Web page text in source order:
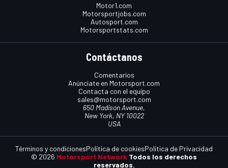
Motor1.com
Motorsportjobs.com
Autosport.com
Motorsportstats.com
Contáctanos
Comentarios
Anúnciate en Motorsport.com
Contacta con el equipo
sales@motorsport.com
650 Madison Avenue,
New York, NY 10022
USA
© 2026 Motorsport Network Todos los derechos
reservados.
Términos y condicionesPolítica de cookiesPolítica de Privacidad